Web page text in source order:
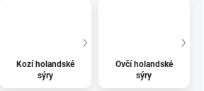
Kozí holandské
sýry
Ovčí holandské
sýry